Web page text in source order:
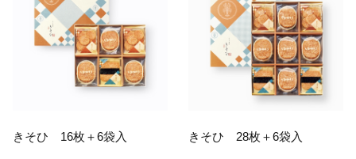
きそひ 16枚＋6袋入 きそひ 28枚＋6袋入